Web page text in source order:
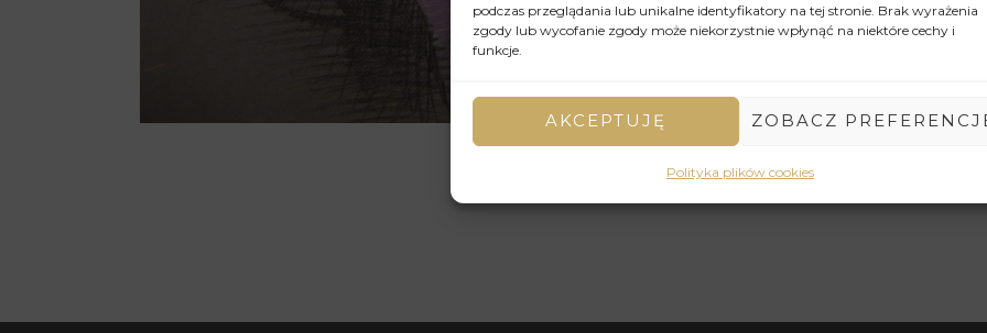
podczas przeglądania lub unikalne identyfikatory na tej stronie. Brak wyrażenia
zgody lub wycofanie zgody może niekorzystnie wpłynąć na niektóre cechy i
funkcje.
AKCEPTUJĘ ZOBACZ
Polityka plików cookies